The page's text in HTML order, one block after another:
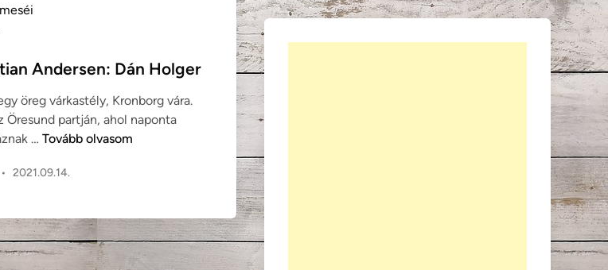
Andersen: Dán Holger
öreg várkastély, Kronborg vára.
Öresund partján, ahol naponta
… H
n
h
r
Tovább olvasom
• 2021.09.14.